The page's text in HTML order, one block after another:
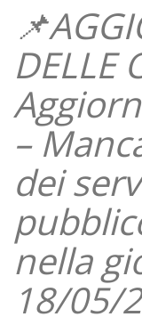
DELLE
–
dei
nella
18/05/